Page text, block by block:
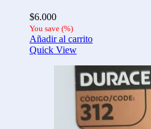
$6.000
You save (%)
Añadir al carrito
Quick View